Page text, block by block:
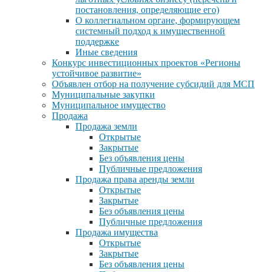
постановления, определяющие его)
О коллегиальном органе, формирующем
системный подход к имущественной
поддержке
Иные сведения
Конкурс инвестиционных проектов «Регионы
устойчивое развитие»
Объявлен отбор на получение субсидий для МСП
Муниципальные закупки
Муниципальное имущество
Продажа
Продажа земли
Открытые
Закрытые
Без объявления цены
Публичные предложения
Продажа права аренды земли
Открытые
Закрытые
Без объявления цены
Публичные предложения
Продажа имущества
Открытые
Закрытые
Без объявления цены